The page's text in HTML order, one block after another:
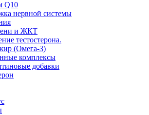
Q10
нервной системы
и ЖКТ
тестостерона.
(Омега-3)
комплексы
добавки